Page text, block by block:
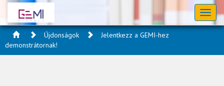
Újdonságok
Jelentkezz a GEMI-hez
demonstrátornak!